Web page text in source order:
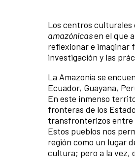
Los centros culturales
amazónicasen el que
reflexionar e imaginar
investigación y las
La Amazonía se
Ecuador, Guayana,
En este inmenso
fronteras de los
transfronterizos entre
Estos pueblos nos
región como un lugar
cultura; pero a la vez,